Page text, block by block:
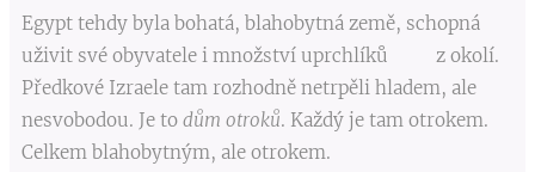
Egypt tehdy byla bohatá, blahobytná země, schopná
uživit své obyvatele i množství uprchlíků z okolí.
Předkové Izraele tam rozhodně netrpěli hladem, ale
nesvobodou. Je to dům otroků. Každý je tam otrokem.
Celkem blahobytným, ale otrokem.